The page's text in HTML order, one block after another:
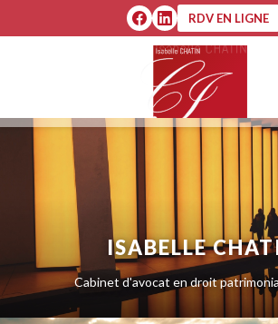
RDV EN LIGNE
ISABELLE
Cabinet d'avocat en droit